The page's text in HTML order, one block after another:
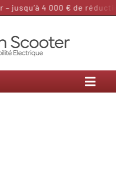
jusqu’à 4 000 € de